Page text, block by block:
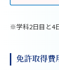
※学科2日目と4
免許取得費